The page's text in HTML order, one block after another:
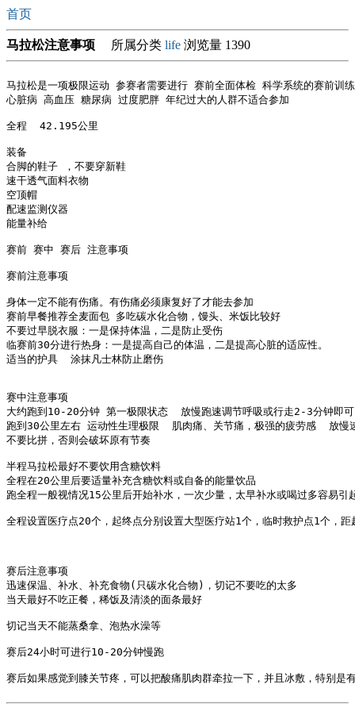
首页
马拉松注意事项 所属分类 life 浏览量 1390
马拉松是一项极限运动 参赛者需要进行 赛前全面体检 科学系统的赛前训练
心脏病 高血压 糖尿病 过度肥胖 年纪过大的人群不适合参加
全程  42.195公里
装备
合脚的鞋子 ，不要穿新鞋
速干透气面料衣物
空顶帽
配速监测仪器
能量补给
赛前 赛中 赛后 注意事项
赛前注意事项
身体一定不能有伤痛。有伤痛必须康复好了才能去参加
赛前早餐推荐全麦面包 多吃碳水化合物，馒头、米饭比较好
不要过早脱衣服：一是保持体温，二是防止受伤
临赛前30分进行热身：一是提高自己的体温，二是提高心脏的适应性。
适当的护具  涂抹凡士林防止磨伤
赛中注意事项
大约跑到10-20分钟 第一极限状态  放慢跑速调节呼吸或行走2-3分钟即可
跑到30公里左右 运动性生理极限  肌肉痛、关节痛，极强的疲劳感  放慢
不要比拼，否则会破坏原有节奏
半程马拉松最好不要饮用含糖饮料
全程在20公里后要适量补充含糖饮料或自备的能量饮品
跑全程一般视情况15公里后开始补水，一次少量，太早补水或喝过多容易引
全程设置医疗点20个，起终点分别设置大型医疗站1个，临时救护点1个，
赛后注意事项
迅速保温、补水、补充食物(只碳水化合物)，切记不要吃的太多
当天最好不吃正餐，稀饭及清淡的面条最好
切记当天不能蒸桑拿、泡热水澡等
赛后24小时可进行10-20分钟慢跑